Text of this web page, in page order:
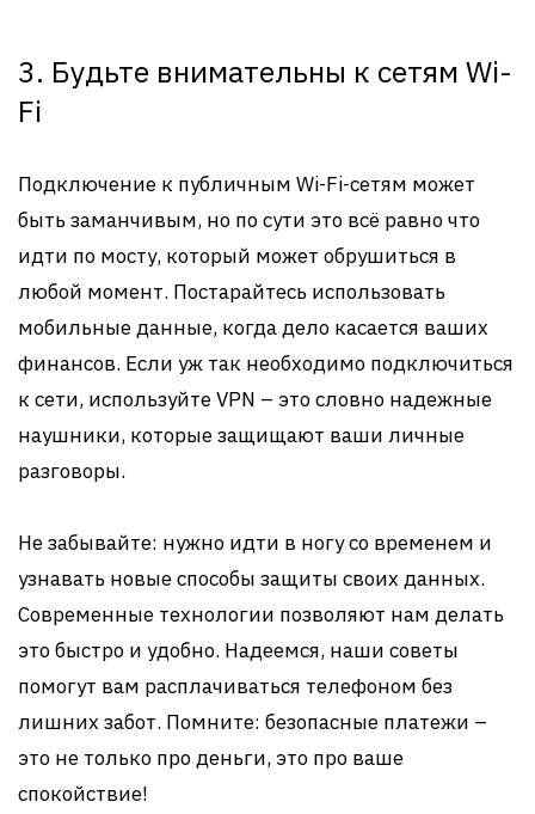
3. Будьте внимательны к сетям Wi-
Fi
Подключение к публичным Wi-Fi-сетям может
быть заманчивым, но по сути это всё равно что
идти по мосту, который может обрушиться в
любой момент. Постарайтесь использовать
мобильные данные, когда дело касается ваших
финансов. Если уж так необходимо подключиться
к сети, используйте VPN – это словно надежные
наушники, которые защищают ваши личные
разговоры.
Не забывайте: нужно идти в ногу со временем и
узнавать новые способы защиты своих данных.
Современные технологии позволяют нам делать
это быстро и удобно. Надеемся, наши советы
помогут вам расплачиваться телефоном без
лишних забот. Помните: безопасные платежи –
это не только про деньги, это про ваше
спокойствие!